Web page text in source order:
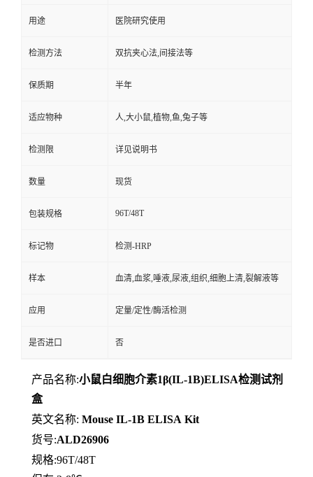
用途 医院研究使用
检测方法 双抗夹心法,间接法等
保质期 半年
适应物种 人,大小鼠,植物,鱼,兔子等
检测限 详见说明书
数量 现货
包装规格 96T/48T
标记物 检测-HRP
样本 血清,血浆,唾液,尿液,组织,细胞上清,裂解液等
应用 定量/定性/酶活检测
是否进口 否
产品名称:小鼠白细胞介素1β(IL-1B)ELISA检测试剂
盒
英文名称: Mouse IL-1B ELISA Kit
货号:ALD26906
规格:96T/48T